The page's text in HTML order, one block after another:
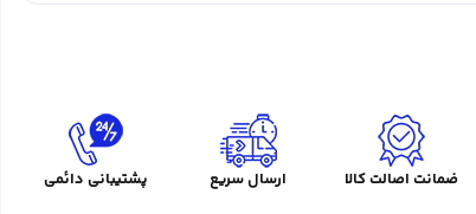
ضمانت اصالت کالا ارسال سریع پشتیبانی دائمی